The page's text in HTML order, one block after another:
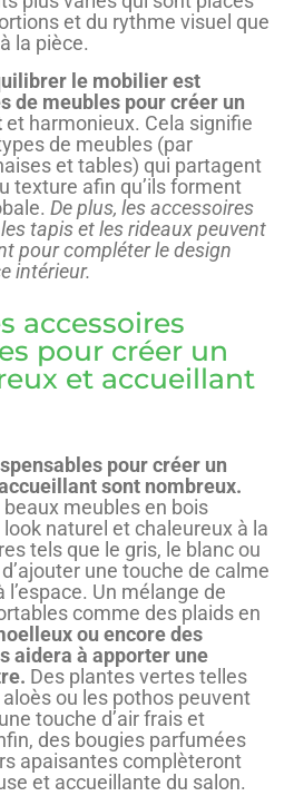
et du rythme visuel que
la pièce.
le mobilier est
de meubles pour créer un
et harmonieux. Cela signifie
de meubles (par
et tables) qui partagent
texture afin qu’ils forment
De plus, les accessoires
tapis et les rideaux peuvent
pour compléter le design
intérieur.
accessoires
pour créer un
et accueillant
pour créer un
sont nombreux.
meubles en bois
naturel et chaleureux à la
tels que le gris, le blanc ou
une touche de calme
Un mélange de
comme des plaids en
ou encore des
aidera à apporter une
Des plantes vertes telles
ou les pothos peuvent
touche d’air frais et
des bougies parfumées
apaisantes complèteront
et accueillante du salon.